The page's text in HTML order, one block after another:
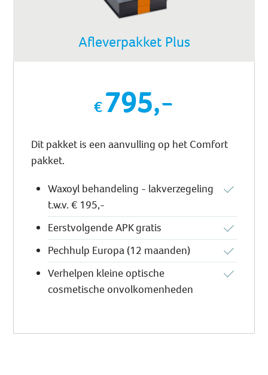
Afleverpakket Plus
795,-
Dit pakket is een aanvulling op het Comfort
pakket.
Waxoyl behandeling - lakverzegeling
t.w.v. € 195,-
Eerstvolgende APK gratis
Pechhulp Europa (12 maanden)
Verhelpen kleine optische
cosmetische onvolkomenheden